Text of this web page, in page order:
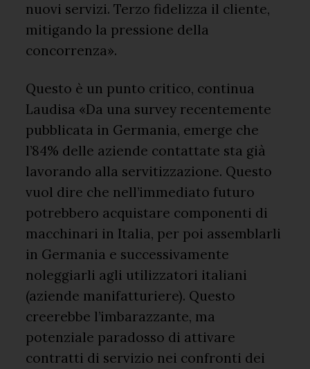
nuovi servizi. Terzo fidelizza il cliente,
mitigando la pressione della
concorrenza».
Questo è un punto critico, continua
Laudisa «Da una survey recentemente
pubblicata in Germania, emerge che
l’84% delle aziende contattate sta già
lavorando alla servitizzazione. Questo
vuol dire che nell’immediato futuro
potrebbero acquistare componenti di
macchinari in Italia, per poi assemblarli
in Germania e successivamente
noleggiarli agli utilizzatori italiani
(aziende manifatturiere). Questo
creerebbe l’imbarazzante, ma
potenziale paradosso di attivare
contratti di servizio nei confronti dei